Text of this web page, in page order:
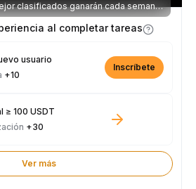
clasificados ganarán cada semana
2.500 USDT disponibles.
al completar tareas
usuario
+10
Inscríbete
≥ 100 USDT
+30
Ver más